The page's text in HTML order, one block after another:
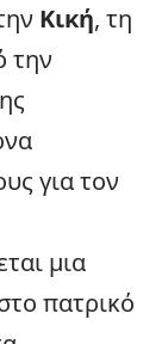
Κική, τη
την
για τον
μια
πατρικό